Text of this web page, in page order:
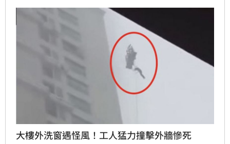
大樓外洗窗遇怪風！工人猛力撞擊外牆慘死